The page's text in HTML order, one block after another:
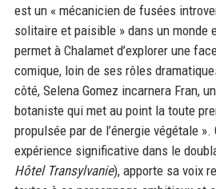
est un « mécanicien de fusées
solitaire et paisible » dans un monde
permet à Chalamet d’explorer une
comique, loin de ses rôles
côté, Selena Gomez incarnera Fran,
botaniste qui met au point la toute
propulsée par de l’énergie végétale ».
expérience significative dans le
Hôtel Transylvanie), apporte sa voix